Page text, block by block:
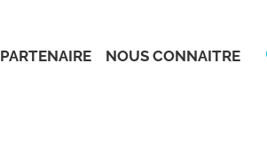
PARTENAIRE NOUS CONNAITRE